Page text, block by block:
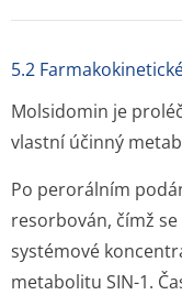
5.2
Molsidomin je
vlastní účinný
Po perorálním
resorbován, čímž
systémové
metabolitu SIN-1.